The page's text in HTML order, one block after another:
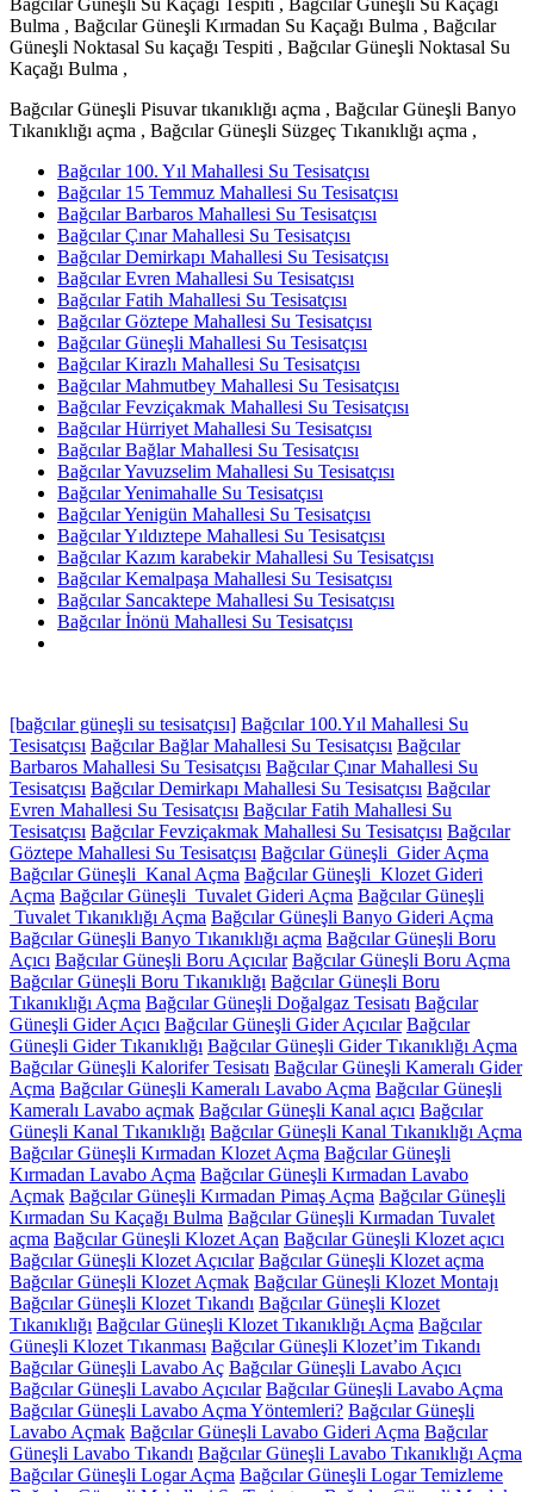
Bağcılar Güneşli Su Kaçağı Tespiti , Bağcılar Güneşli Su Kaçağı
Bulma , Bağcılar Güneşli Kırmadan Su Kaçağı Bulma , Bağcılar
Güneşli Noktasal Su kaçağı Tespiti , Bağcılar Güneşli Noktasal Su
Kaçağı Bulma ,
Bağcılar Güneşli Pisuvar tıkanıklığı açma , Bağcılar Güneşli Banyo
Tıkanıklığı açma , Bağcılar Güneşli Süzgeç Tıkanıklığı açma ,
Bağcılar 100. Yıl Mahallesi Su Tesisatçısı
Bağcılar 15 Temmuz Mahallesi Su Tesisatçısı
Bağcılar Barbaros Mahallesi Su Tesisatçısı
Bağcılar Çınar Mahallesi Su Tesisatçısı
Bağcılar Demirkapı Mahallesi Su Tesisatçısı
Bağcılar Evren Mahallesi Su Tesisatçısı
Bağcılar Fatih Mahallesi Su Tesisatçısı
Bağcılar Göztepe Mahallesi Su Tesisatçısı
Bağcılar Güneşli Mahallesi Su Tesisatçısı
Bağcılar Kirazlı Mahallesi Su Tesisatçısı
Bağcılar Mahmutbey Mahallesi Su Tesisatçısı
Bağcılar Fevziçakmak Mahallesi Su Tesisatçısı
Bağcılar Hürriyet Mahallesi Su Tesisatçısı
Bağcılar Bağlar Mahallesi Su Tesisatçısı
Bağcılar Yavuzselim Mahallesi Su Tesisatçısı
Bağcılar Yenimahalle Su Tesisatçısı
Bağcılar Yenigün Mahallesi Su Tesisatçısı
Bağcılar Yıldıztepe Mahallesi Su Tesisatçısı
Bağcılar Kazım karabekir Mahallesi Su Tesisatçısı
Bağcılar Kemalpaşa Mahallesi Su Tesisatçısı
Bağcılar Sancaktepe Mahallesi Su Tesisatçısı
Bağcılar İnönü Mahallesi Su Tesisatçısı
[bağcılar güneşli su tesisatçısı] Bağcılar 100.Yıl Mahallesi Su
Tesisatçısı Bağcılar Bağlar Mahallesi Su Tesisatçısı Bağcılar
Barbaros Mahallesi Su Tesisatçısı Bağcılar Çınar Mahallesi Su
Tesisatçısı Bağcılar Demirkapı Mahallesi Su Tesisatçısı Bağcılar
Evren Mahallesi Su Tesisatçısı Bağcılar Fatih Mahallesi Su
Tesisatçısı Bağcılar Fevziçakmak Mahallesi Su Tesisatçısı Bağcılar
Göztepe Mahallesi Su Tesisatçısı Bağcılar Güneşli Gider Açma
Bağcılar Güneşli Kanal Açma Bağcılar Güneşli Klozet Gideri
Açma Bağcılar Güneşli Tuvalet Gideri Açma Bağcılar Güneşli
Tuvalet Tıkanıklığı Açma Bağcılar Güneşli Banyo Gideri Açma
Bağcılar Güneşli Banyo Tıkanıklığı açma Bağcılar Güneşli Boru
Açıcı Bağcılar Güneşli Boru Açıcılar Bağcılar Güneşli Boru Açma
Bağcılar Güneşli Boru Tıkanıklığı Bağcılar Güneşli Boru
Tıkanıklığı Açma Bağcılar Güneşli Doğalgaz Tesisatı Bağcılar
Güneşli Gider Açıcı Bağcılar Güneşli Gider Açıcılar Bağcılar
Güneşli Gider Tıkanıklığı Bağcılar Güneşli Gider Tıkanıklığı Açma
Bağcılar Güneşli Kalorifer Tesisatı Bağcılar Güneşli Kameralı Gider
Açma Bağcılar Güneşli Kameralı Lavabo Açma Bağcılar Güneşli
Kameralı Lavabo açmak Bağcılar Güneşli Kanal açıcı Bağcılar
Güneşli Kanal Tıkanıklığı Bağcılar Güneşli Kanal Tıkanıklığı Açma
Bağcılar Güneşli Kırmadan Klozet Açma Bağcılar Güneşli
Kırmadan Lavabo Açma Bağcılar Güneşli Kırmadan Lavabo
Açmak Bağcılar Güneşli Kırmadan Pimaş Açma Bağcılar Güneşli
Kırmadan Su Kaçağı Bulma Bağcılar Güneşli Kırmadan Tuvalet
açma Bağcılar Güneşli Klozet Açan Bağcılar Güneşli Klozet açıcı
Bağcılar Güneşli Klozet Açıcılar Bağcılar Güneşli Klozet açma
Bağcılar Güneşli Klozet Açmak Bağcılar Güneşli Klozet Montajı
Bağcılar Güneşli Klozet Tıkandı Bağcılar Güneşli Klozet
Tıkanıklığı Bağcılar Güneşli Klozet Tıkanıklığı Açma Bağcılar
Güneşli Klozet Tıkanması Bağcılar Güneşli Klozet’im Tıkandı
Bağcılar Güneşli Lavabo Aç Bağcılar Güneşli Lavabo Açıcı
Bağcılar Güneşli Lavabo Açıcılar Bağcılar Güneşli Lavabo Açma
Bağcılar Güneşli Lavabo Açma Yöntemleri? Bağcılar Güneşli
Lavabo Açmak Bağcılar Güneşli Lavabo Gideri Açma Bağcılar
Güneşli Lavabo Tıkandı Bağcılar Güneşli Lavabo Tıkanıklığı Açma
Bağcılar Güneşli Logar Açma Bağcılar Güneşli Logar Temizleme